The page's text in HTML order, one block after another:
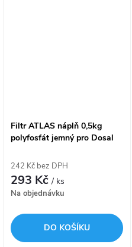
Filtr ATLAS náplň 0,5kg
polyfosfát jemný pro Dosal
242 Kč bez DPH
293 Kč/ ks
Na objednávku
DO KOŠÍKU